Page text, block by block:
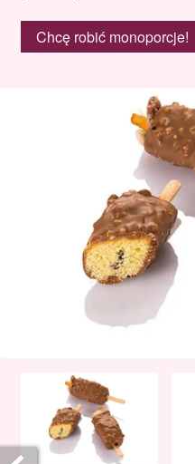
Chcę robić monoporcje!